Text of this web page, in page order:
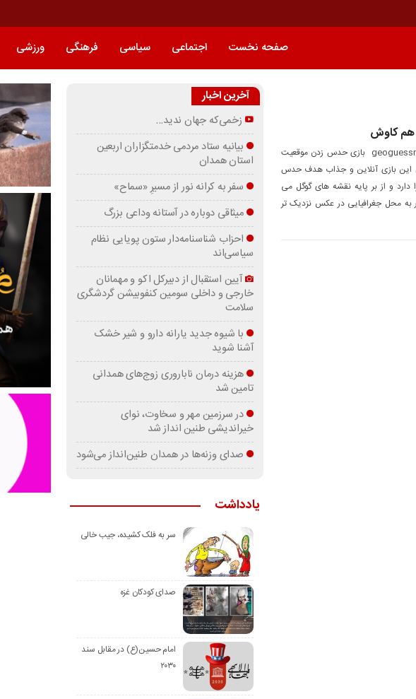
صفحه نخست اجتماعی سیاسی فرهنگی ورزشی
الوند خبر -هم سرگرمی هم کاوش geoguessr بازی حدس زدن موقعیت
این بازی آنلاین و جذاب هدف حدس
دارد و از بر پایه نقشه های گوگل می
به محل جغرافیایی در عکس نزدیک تر
آخرین اخبار
زخمی‌که جهان ندید…
بیانیه ستاد مردمی خدمتگزاران اربعین
استان همدان
سفر به کرانه‌ نور از مسیرِ «سماح»
میثاقی دوباره در آستانه‌ وداعی بزرگ
احزاب شناسنامه‌دار ستون پویایی نظام
سیاسی‌اند
آیین استقبال از دبیرکل اکو و مهمانان
خارجی و داخلی سومین کنفوبیشن گردشگری
سلامت
با شیوه جدید یارانه دارو و شیر خشک
آشنا شوید
هزینه درمان ناباروری زوج‌های همدانی
تامین شد
در سرزمین مهر و سخاوت، نوای
خیراندیشی طنین انداز شد
صدای وزنه‌ها در همدان طنین‌انداز می‌شود
یادداشت
سر به فلک کشیده، جیب خالی
صدای کودکان غزه
امام حسین(ع) در مقابل سند
۲۰۳۰